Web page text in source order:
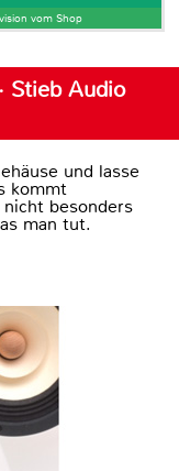
vom Shop
Stieb Audio
und lasse
kommt
besonders
man tut.